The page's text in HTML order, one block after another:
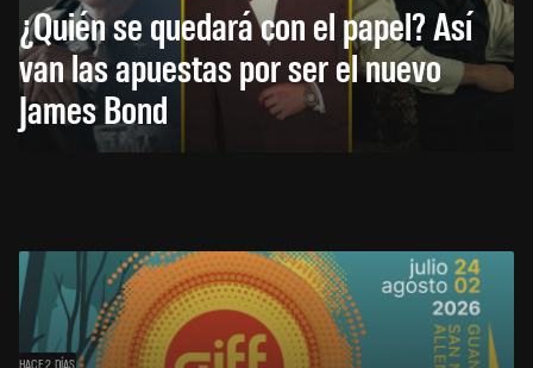
¿Quién se quedará con el papel? Así
van las apuestas por ser el nuevo
James Bond
HACE 2 DÍAS